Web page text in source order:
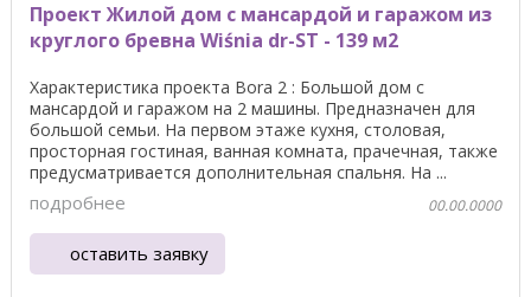
Проект Жилой дом с мансардой и гаражом из
круглого бревна Wiśnia dr-ST - 139 м2
Характеристика проекта Bora 2 : Большой дом с
мансардой и гаражом на 2 машины. Предназначен для
большой семьи. На первом этаже кухня, столовая,
просторная гостиная, ванная комната, прачечная, также
предусматривается дополнительная спальня. На ...
подробнее 00.00.0000
оставить заявку